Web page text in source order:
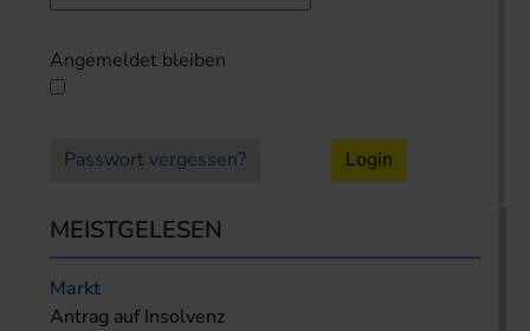
Angemeldet bleiben
Passwort vergessen? Login
MEISTGELESEN
Markt
Antrag auf Insolvenz